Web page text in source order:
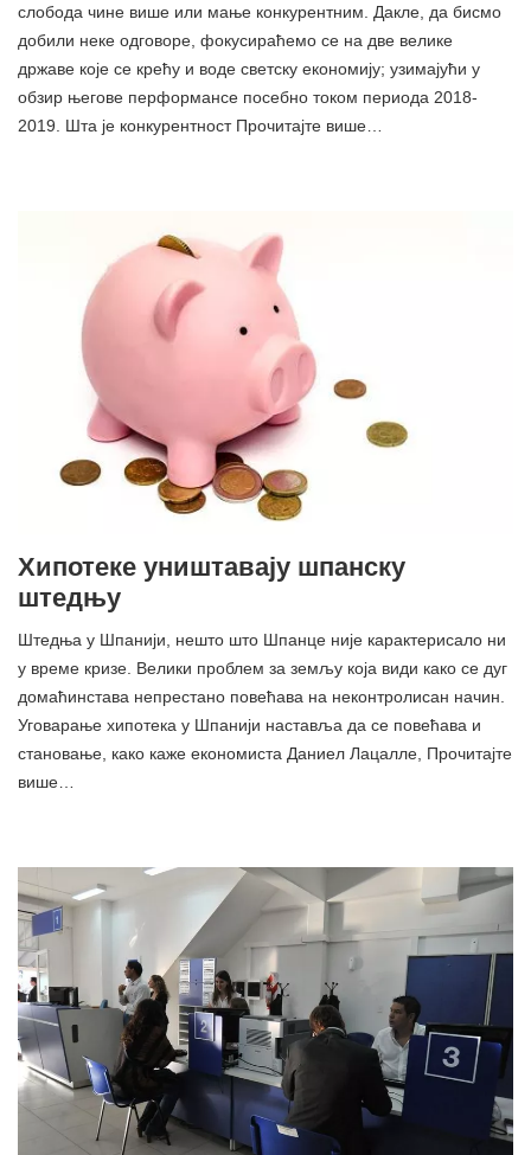
слобода чине више или мање конкурентним. Дакле, да бисмо
добили неке одговоре, фокусираћемо се на две велике
државе које се крећу и воде светску економију; узимајући у
обзир његове перформансе посебно током периода 2018-
2019. Шта је конкурентност Прочитајте више…
Хипотеке уништавају шпанску
штедњу
Штедња у Шпанији, нешто што Шпанце није карактерисало ни
у време кризе. Велики проблем за земљу која види како се дуг
домаћинстава непрестано повећава на неконтролисан начин.
Уговарање хипотека у Шпанији наставља да се повећава и
становање, како каже економиста Даниел Лацалле, Прочитајте
више…